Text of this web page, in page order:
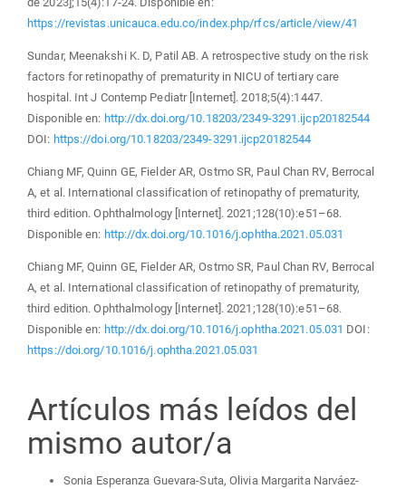
https://revistas.unicauca.edu.co/index.php/rfcs/article/view/41
Sundar, Meenakshi K. D, Patil AB. A retrospective study on the risk
factors for retinopathy of prematurity in NICU of tertiary care
hospital. Int J Contemp Pediatr [Internet]. 2018;5(4):1447.
Disponible en: http://dx.doi.org/10.18203/2349-3291.ijcp20182544
DOI: https://doi.org/10.18203/2349-3291.ijcp20182544
Chiang MF, Quinn GE, Fielder AR, Ostmo SR, Paul Chan RV, Berrocal
A, et al. International classification of retinopathy of prematurity,
third edition. Ophthalmology [Internet]. 2021;128(10):e51–68.
Disponible en: http://dx.doi.org/10.1016/j.ophtha.2021.05.031
Chiang MF, Quinn GE, Fielder AR, Ostmo SR, Paul Chan RV, Berrocal
A, et al. International classification of retinopathy of prematurity,
third edition. Ophthalmology [Internet]. 2021;128(10):e51–68.
Disponible en: http://dx.doi.org/10.1016/j.ophtha.2021.05.031 DOI:
https://doi.org/10.1016/j.ophtha.2021.05.031
Artículos más leídos del
mismo autor/a
Sonia Esperanza Guevara-Suta, Olivia Margarita Narváez-